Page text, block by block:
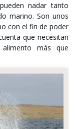
nadar tanto
marino. Son unos
con el fin de poder
que necesitan
más que